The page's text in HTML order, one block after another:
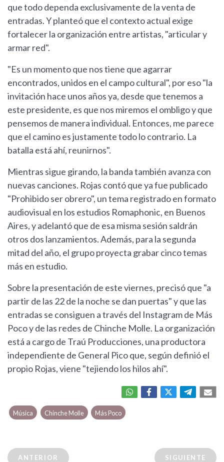
que todo dependa exclusivamente de la venta de
entradas. Y planteó que el contexto actual exige
fortalecer la organización entre artistas, "articular y
armar red".
"Es un momento que nos tiene que agarrar
encontrados, unidos en el campo cultural", por eso "la
invitación hace unos años ya, desde que tenemos a
este presidente, es que nos miremos el ombligo y que
pensemos de manera individual. Entonces, me parece
que el camino es justamente todo lo contrario. La
batalla está ahí, reunirnos".
Mientras sigue girando, la banda también avanza con
nuevas canciones. Rojas contó que ya fue publicado
"Prohibido ser obrero", un tema registrado en formato
audiovisual en los estudios Romaphonic, en Buenos
Aires, y adelantó que de esa misma sesión saldrán
otros dos lanzamientos. Además, para la segunda
mitad del año, el grupo proyecta grabar cinco temas
más en estudio.
Sobre la presentación de este viernes, precisó que "a
partir de las 22 de la noche se dan puertas" y que las
entradas se consiguen a través del Instagram de Más
Poco y de las redes de Chinche Molle. La organización
está a cargo de Traú Producciones, una productora
independiente de General Pico que, según definió el
propio Rojas, viene "tejiendo los hilos ahí".
Música Chinche Molle Más Poco
ANTERIOR SIGUIENTE